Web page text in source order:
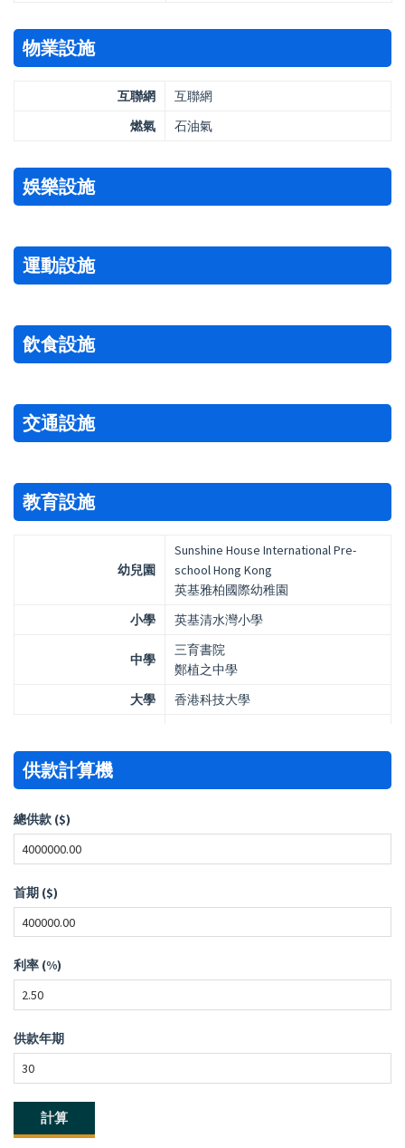
物業設施
互聯網
互聯網
燃氣
石油氣
娛樂設施
運動設施
飲食設施
交通設施
教育設施
幼兒園
Sunshine House International Pre-
school Hong Kong
英基雅柏國際幼稚園
小學
英基清水灣小學
中學
三育書院
鄭植之中學
大學
香港科技大學
供款計算機
總供款 ($)
首期 ($)
利率 (%)
供款年期